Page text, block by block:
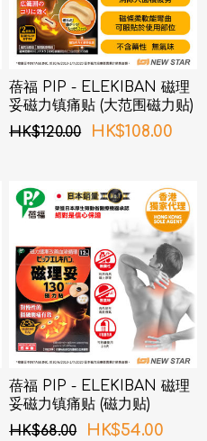
蓓福 PIP - ELEKIBAN 磁理
妥磁力镇痛贴 (大范围磁力贴)
80MT 6片装
HK$120.00 HK$108.00
蓓福 PIP - ELEKIBAN 磁理
妥磁力镇痛贴 (磁力贴)
130MT 12粒
HK$68.00 HK$54.00